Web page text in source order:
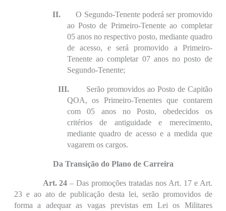
II.
O Segundo-Tenente poderá ser promovido
ao Posto de Primeiro-Tenente ao completar
05 anos no respectivo posto, mediante quadro
de acesso, e será promovido a Primeiro-
Tenente ao completar 07 anos no posto de
Segundo-Tenente;
III.
Serão promovidos ao Posto de Capitão
QOA, os Primeiro-Tenentes que contarem
com 05 anos no Posto, obedecidos os
critérios de antiguidade e merecimento,
mediante quadro de acesso e a medida que
vagarem os cargos.
Da Transição do Plano de Carreira
Art. 24 – Das promoções tratadas nos Art. 17 e Art.
23 e ao ato de publicação desta lei, serão promovidos de
forma a adequar as vagas previstas em Lei os Militares